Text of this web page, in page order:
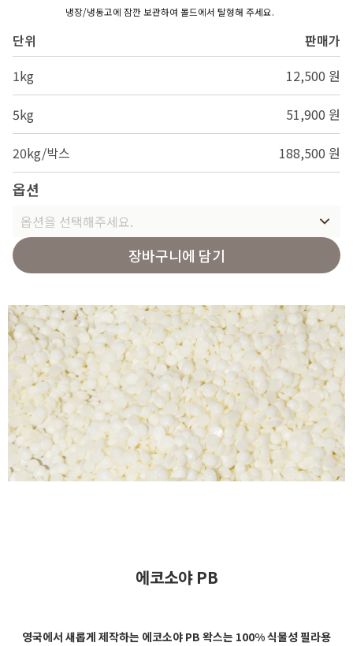
냉장/냉동고에 잠깐 보관하여 몰드에서 탈형해 주세요.
단위
판매가
1kg
12,500 원
5kg 51,900 원
20kg/박스 188,500 원
옵션
옵션을 선택해주세요.
장바구니에 담기
에코소야 PB
영국에서 새롭게 제작하는 에코소야 PB 왁스는 100% 식물성 필라용